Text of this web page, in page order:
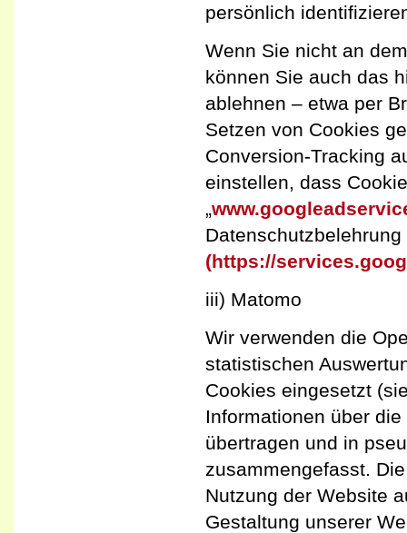
persönlich
Wenn Sie nicht an
können Sie auch das
ablehnen – etwa per
Setzen von Cookies
Conversion-Tracking
einstellen, dass
„
(https://
iii) Matomo
Wir verwenden die
statistischen
Cookies eingesetzt
Informationen über
übertragen und in
zusammengefasst.
Nutzung der Website
Gestaltung unserer